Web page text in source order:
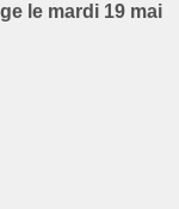
le mardi 19 mai